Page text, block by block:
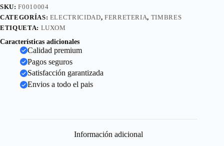
SKU:F0010004
CATEGORÍAS: ELECTRICIDAD, FERRETERIA, TIMBRES
ETIQUETA: LUXOM
Características adicionales
Calidad premium
Pagos seguros
Satisfacción garantizada
Envios a todo el pais
Información adicional